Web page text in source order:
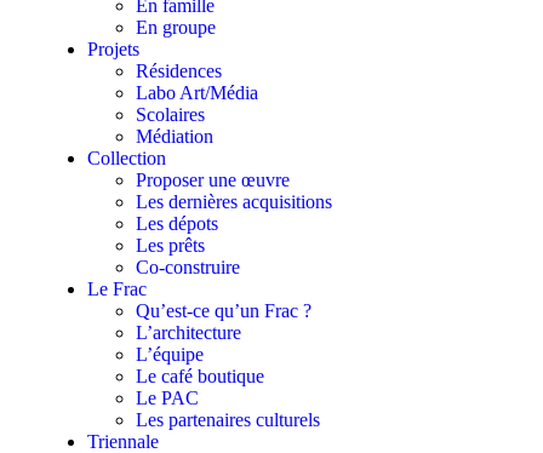
En famille
En groupe
Projets
Résidences
Labo Art/Média
Scolaires
Médiation
Collection
Proposer une œuvre
Les dernières acquisitions
Les dépots
Les prêts
Co-construire
Le Frac
Qu’est-ce qu’un Frac ?
L’architecture
L’équipe
Le café boutique
Le PAC
Les partenaires culturels
Triennale